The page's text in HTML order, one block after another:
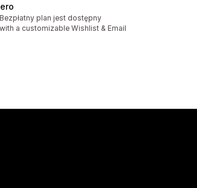
recenzji: 368
Bezpłatny plan jest dostępny
a customizable Wishlist & Email